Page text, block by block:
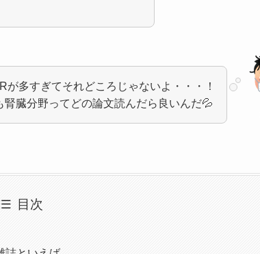
が多すぎてそれどころじゃないよ・・・！
腎臓分野ってどの論文読んだら良いんだ💦
目次